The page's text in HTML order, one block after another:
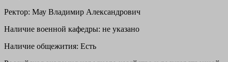
Ректор: Мау Владимир Александрович
Наличие военной кафедры: не указано
Наличие общежития: Есть